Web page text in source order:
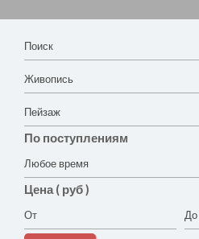
По поступлениям
Цена ( руб )